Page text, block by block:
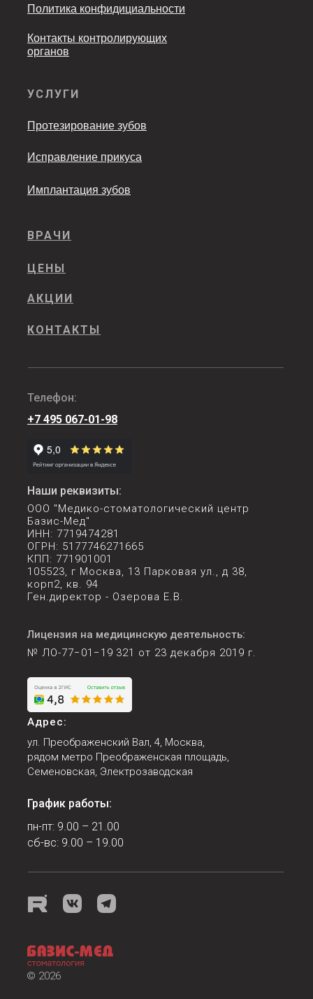
УСЛУГИ
Лицензия на медицинскую деятельность:
№ ЛО-77−01−19 321 от 23 декабря 2019 г.
ООО "Медико-стоматологический центр
Базис-Мед"
ИНН: 7719474281
ОГРН: 5177746271665
КПП: 771901001
105523, г Москва, 13 Парковая ул., д 38,
корп2, кв. 94
Ген.директор - Озерова Е.В.
Адрес:
ВРАЧИ
Имплантация зубов
ЦЕНЫ
АКЦИИ
КОНТАКТЫ
Контакты контролирующих
органов
Политика конфидициальности
Исправление прикуса
+7 495 067-01-98
Наши реквизиты:
Телефон:
ул. Преображенский Вал, 4, Москва,
рядом метро Преображенская площадь,
Семеновская, Электрозаводская
График работы:
пн-пт: 9.00 – 21.00
сб-вс: 9.00 – 19.00
Протезирование зубов
© 2026